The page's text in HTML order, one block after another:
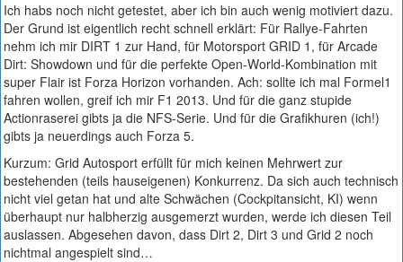
Ich habs noch nicht getestet, aber ich bin auch wenig motiviert dazu.
Der Grund ist eigentlich recht schnell erklärt: Für Rallye-Fahrten
nehm ich mir DIRT 1 zur Hand, für Motorsport GRID 1, für Arcade
Dirt: Showdown und für die perfekte Open-World-Kombination mit
super Flair ist Forza Horizon vorhanden. Ach: sollte ich mal Formel1
fahren wollen, greif ich mir F1 2013. Und für die ganz stupide
Actionraserei gibts ja die NFS-Serie. Und für die Grafikhuren (ich!)
gibts ja neuerdings auch Forza 5.
Kurzum: Grid Autosport erfüllt für mich keinen Mehrwert zur
bestehenden (teils hauseigenen) Konkurrenz. Da sich auch technisch
nicht viel getan hat und alte Schwächen (Cockpitansicht, KI) wenn
überhaupt nur halbherzig ausgemerzt wurden, werde ich diesen Teil
auslassen. Abgesehen davon, dass Dirt 2, Dirt 3 und Grid 2 noch
nichtmal angespielt sind…